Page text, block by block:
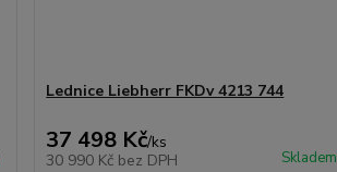
Lednice Liebherr FKDv 4213 744
37 498 Kč/ks
30 990 Kč bez DPH Skladem